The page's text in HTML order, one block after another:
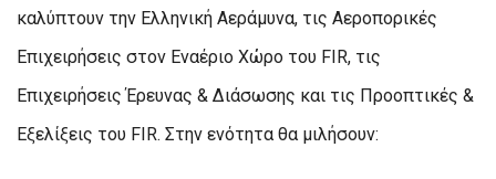
καλύπτουν την Ελληνική Αεράμυνα, τις Αεροπορικές
Επιχειρήσεις στον Εναέριο Χώρο του FIR, τις
Επιχειρήσεις Έρευνας & Διάσωσης και τις Προοπτικές &
Εξελίξεις του FIR. Στην ενότητα θα μιλήσουν: